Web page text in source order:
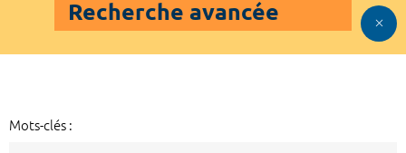
Recherche avancée
Mots-clés :